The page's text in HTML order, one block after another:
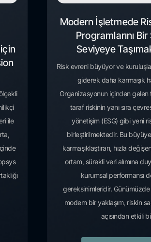
ile
Modern İşletmede
Programlarını
Seviyeye
Risk evreni büyüyor ve
giderek daha karmaşık
Organizasyonun içinden
taraf riskinin yanı sıra
yönetişim (ESG) gibi yeni
birleştirilmektedir. Bu
karmaşıklaştıran, hızla
ortam, sürekli veri alımına
kurumsal performansı
gereksinimleridir.
modern bir yaklaşım, riskin
açısından etkili